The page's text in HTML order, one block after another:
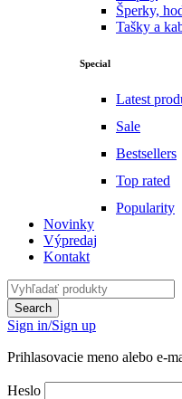
Šperky,
Tašky a
Special
Latest
Sale
Bestsellers
Top rated
Popularity
Novinky
Výpredaj
Kontakt
Sign in/Sign up
Prihlasovacie meno alebo e-
Heslo